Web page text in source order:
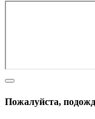
Пожалуйста,